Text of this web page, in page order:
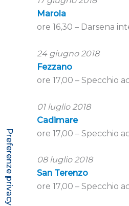
Marola
ore 16,30 – Darsena
24 giugno 2018
Fezzano
ore 17,00 – Specchio
01 luglio 2018
Cadimare
ore 17,00 – Specchio
08 luglio 2018
San Terenzo
ore 17,00 – Specchio